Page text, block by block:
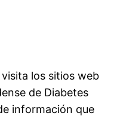
los sitios web
de Diabetes
información que